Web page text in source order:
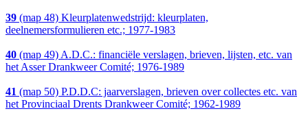
39 (map 48) Kleurplatenwedstrijd: kleurplaten,
deelnemersformulieren etc.; 1977-1983
40 (map 49) A.D.C.: financiële verslagen, brieven, lijsten, etc. van
het Asser Drankweer Comité; 1976-1989
41 (map 50) P.D.D.C: jaarverslagen, brieven over collectes etc. van
het Provinciaal Drents Drankweer Comité; 1962-1989